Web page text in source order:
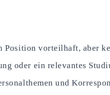
vorteilhaft, aber
oder ein relevantes
und